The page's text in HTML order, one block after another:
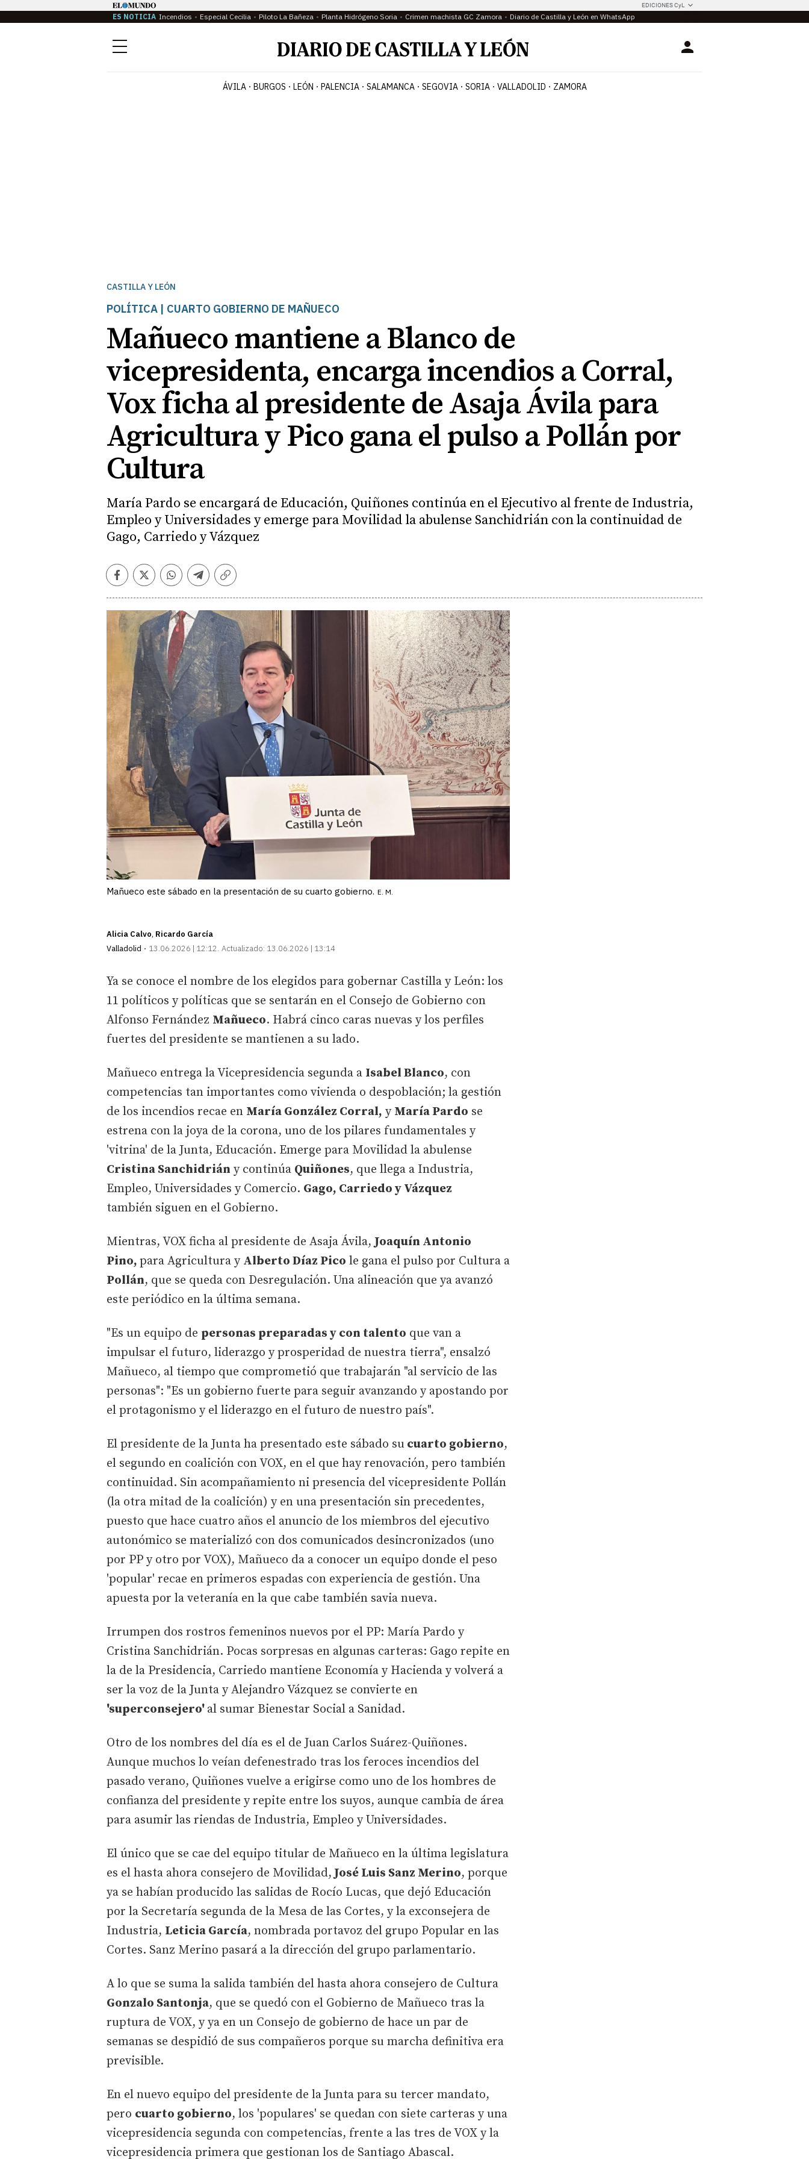
EDICIONES CyL
ES NOTICIA Incendios Especial Cecilia Piloto La Bañeza Planta Hidrógeno Soria Crimen machista GC Zamora Diario de Castilla y León en WhatsApp
Menú Login
ÁVILA BURGOS LEÓN PALENCIA SALAMANCA SEGOVIA SORIA VALLADOLID ZAMORA
CASTILLA Y LEÓN
POLÍTICA | CUARTO GOBIERNO DE MAÑUECO
Mañueco mantiene a Blanco de
vicepresidenta, encarga incendios a Corral,
Vox ficha al presidente de Asaja Ávila para
Agricultura y Pico gana el pulso a Pollán por
Cultura
María Pardo se encargará de Educación, Quiñones continúa en el Ejecutivo al frente de Industria,
Empleo y Universidades y emerge para Movilidad la abulense Sanchidrián con la continuidad de
Gago, Carriedo y Vázquez
Facebook
TwitterWhatsapp
Telegram
Copiar
Mañueco este sábado en la presentación de su cuarto gobierno. E. M.
Alicia Calvo Ricardo García
Valladolid
13.06.2026 | 12:12 Actualizado: 13.06.2026 | 13:14
Ya se conoce el nombre de los elegidos para gobernar Castilla y León: los
11 políticos y políticas que se sentarán en el Consejo de Gobierno con
Alfonso Fernández Mañueco. Habrá cinco caras nuevas y los perfiles
fuertes del presidente se mantienen a su lado.
Mañueco entrega la Vicepresidencia segunda a Isabel Blanco, con
competencias tan importantes como vivienda o despoblación; la gestión
de los incendios recae en María González Corral, y María Pardo se
estrena con la joya de la corona, uno de los pilares fundamentales y
'vitrina' de la Junta, Educación. Emerge para Movilidad la abulense
Cristina Sanchidrián y continúa Quiñones, que llega a Industria,
Empleo, Universidades y Comercio. Gago, Carriedo y Vázquez
también siguen en el Gobierno.
Mientras, VOX ficha al presidente de Asaja Ávila, Joaquín Antonio
Pino, para Agricultura y Alberto Díaz Pico le gana el pulso por Cultura a
Pollán, que se queda con Desregulación. Una alineación que ya avanzó
este periódico en la última semana.
"Es un equipo de personas preparadas y con talento que van a
impulsar el futuro, liderazgo y prosperidad de nuestra tierra", ensalzó
Mañueco, al tiempo que comprometió que trabajarán "al servicio de las
personas": "Es un gobierno fuerte para seguir avanzando y apostando por
el protagonismo y el liderazgo en el futuro de nuestro país".
El presidente de la Junta ha presentado este sábado su cuarto gobierno,
el segundo en coalición con VOX, en el que hay renovación, pero también
continuidad. Sin acompañamiento ni presencia del vicepresidente Pollán
(la otra mitad de la coalición) y en una presentación sin precedentes,
puesto que hace cuatro años el anuncio de los miembros del ejecutivo
autonómico se materializó con dos comunicados desincronizados (uno
por PP y otro por VOX), Mañueco da a conocer un equipo donde el peso
'popular' recae en primeros espadas con experiencia de gestión. Una
apuesta por la veteranía en la que cabe también savia nueva.
Irrumpen dos rostros femeninos nuevos por el PP: María Pardo y
Cristina Sanchidrián. Pocas sorpresas en algunas carteras: Gago repite en
la de la Presidencia, Carriedo mantiene Economía y Hacienda y volverá a
ser la voz de la Junta y Alejandro Vázquez se convierte en
'superconsejero'al sumar Bienestar Social a Sanidad.
Otro de los nombres del día es el de Juan Carlos Suárez-Quiñones.
Aunque muchos lo veían defenestrado tras los feroces incendios del
pasado verano, Quiñones vuelve a erigirse como uno de los hombres de
confianza del presidente y repite entre los suyos, aunque cambia de área
para asumir las riendas de Industria, Empleo y Universidades.
El único que se cae del equipo titular de Mañueco en la última legislatura
es el hasta ahora consejero de Movilidad, José Luis Sanz Merino, porque
ya se habían producido las salidas de Rocío Lucas, que dejó Educación
por la Secretaría segunda de la Mesa de las Cortes, y la exconsejera de
Industria, Leticia García, nombrada portavoz del grupo Popular en las
Cortes. Sanz Merino pasará a la dirección del grupo parlamentario.
A lo que se suma la salida también del hasta ahora consejero de Cultura
Gonzalo Santonja, que se quedó con el Gobierno de Mañueco tras la
ruptura de VOX, y ya en un Consejo de gobierno de hace un par de
semanas se despidió de sus compañeros porque su marcha definitiva era
previsible.
En el nuevo equipo del presidente de la Junta para su tercer mandato,
pero cuarto gobierno, los 'populares' se quedan con siete carteras y una
vicepresidencia segunda con competencias, frente a las tres de VOX y la
vicepresidencia primera que gestionan los de Santiago Abascal.